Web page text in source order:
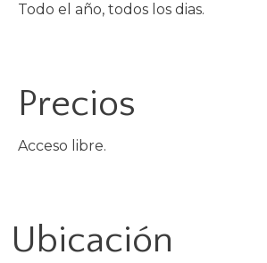
Todo el año, todos los dias.
Precios
Acceso libre.
Ubicación